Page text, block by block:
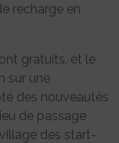
recharge en
gratuits, et le
sur une
des nouveautés
de passage
des start-